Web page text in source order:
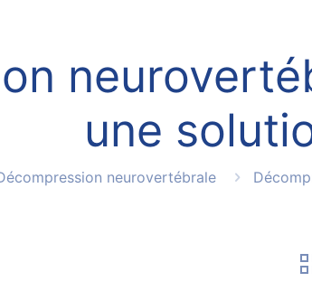
une
neurovertébrale